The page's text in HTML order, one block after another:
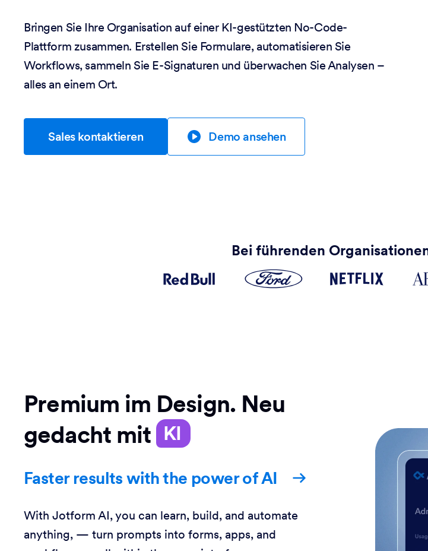
Bringen Sie Ihre Organisation auf einer KI-gestützten No-Code-
Plattform zusammen. Erstellen Sie Formulare, automatisieren Sie
Workflows, sammeln Sie E-Signaturen und überwachen Sie Analysen –
alles an einem Ort.
Sales kontaktieren Demo ansehen
Bei führenden
Premium im Design. Neu
gedacht mit KI
Faster results with the power of AI
With Jotform AI, you can learn, build, and automate
anything, — turn prompts into forms, apps, and